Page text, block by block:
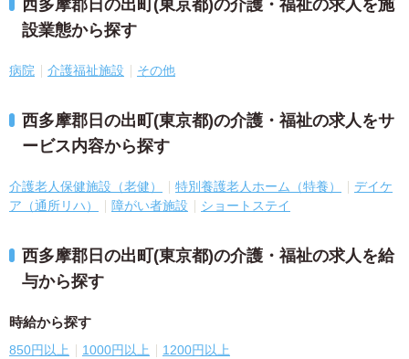
西多摩郡日の出町(東京都)の介護・福祉の求人を施
設業態から探す
病院 介護福祉施設 その他
西多摩郡日の出町(東京都)の介護・福祉の求人をサ
ービス内容から探す
介護老人保健施設（老健） 特別養護老人ホーム（特養）
デイケ
ア（通所リハ）
障がい者施設 ショートステイ
西多摩郡日の出町(東京都)の介護・福祉の求人を給
与から探す
時給から探す
850円以上 1000円以上 1200円以上